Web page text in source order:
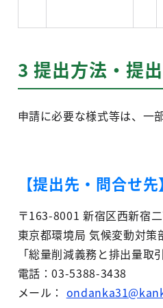
3 提出方法・提
申請に必要な様式等は、一
【提出先・問合せ先】
〒163-8001 新宿区西新宿
東京都環境局 気候変動対策
「総量削減義務と排出量
電話：03-5388-3438
メール：